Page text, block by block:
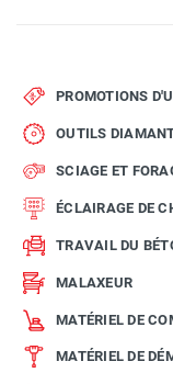
PROMOTIONS
OUTILS
SCIAGE ET
ÉCLAIRAGE DE
TRAVAIL DU
MALAXEUR
MATÉRIEL DE
MATÉRIEL DE